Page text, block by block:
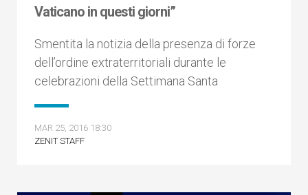
Vaticano in questi giorni”
Smentita la notizia della presenza di forze
dell’ordine extraterritoriali durante le
celebrazioni della Settimana Santa
MAR 25, 2016 18:30
ZENIT STAFF